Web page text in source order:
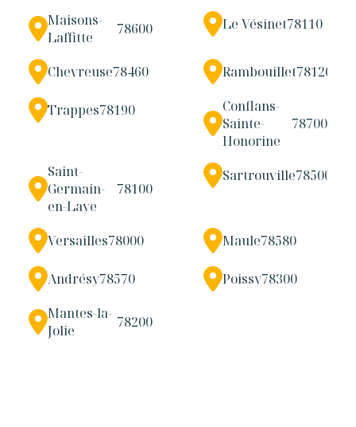
Maisons-
Laffitte
78600 Le Vésinet78110
Chevreuse78460 Rambouillet78120
Trappes78190
Conflans-
Sainte-
Honorine
78700
Saint-
Germain-
en-Laye
78100
Sartrouville78500
Versailles78000 Maule78580
Andrésy78570 Poissy78300
Mantes-la-
Jolie
78200